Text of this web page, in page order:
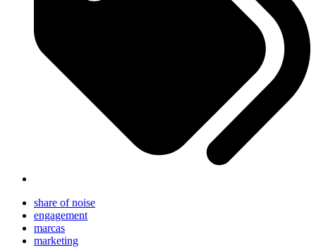
share of noise
engagement
marcas
marketing